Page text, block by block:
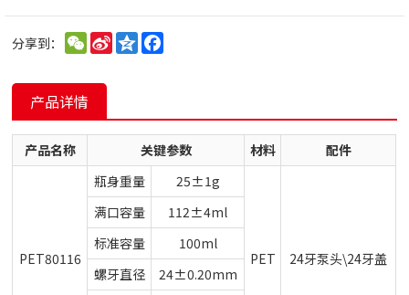
分享到： WeChat
Sina
Weibo
Qzone
产品详情
产品名称 关键参数 材料 配件
PET80116
瓶身重量 25±1g
PET 24牙泵头\24牙盖
满口容量
112±4ml
标准容量
100ml
螺牙直径
24±0.20mm